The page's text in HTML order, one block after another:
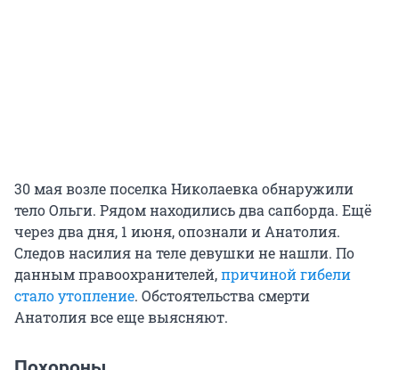
30 мая возле поселка Николаевка обнаружили
тело Ольги. Рядом находились два сапборда. Ещё
через два дня, 1 июня, опознали и Анатолия.
Следов насилия на теле девушки не нашли. По
данным правоохранителей,причиной гибели
стало утопление. Обстоятельства смерти
Анатолия все еще выясняют.